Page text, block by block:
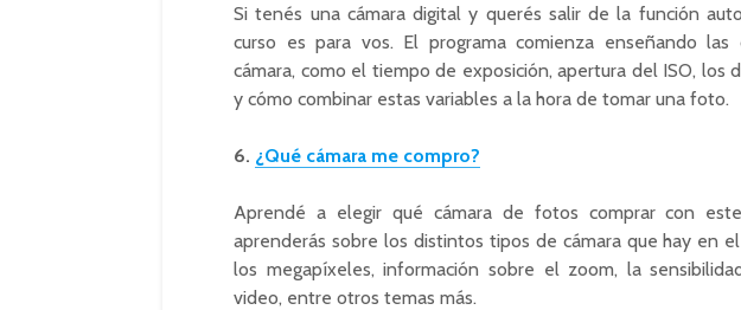
Si tenés una cámara digital y querés salir de la función
curso es para vos. El programa comienza enseñando
cámara, como el tiempo de exposición, apertura del ISO, los
y cómo combinar estas variables a la hora de tomar una foto.
6. ¿Qué cámara me compro?
Aprendé a elegir qué cámara de fotos comprar con
aprenderás sobre los distintos tipos de cámara que hay en
los megapíxeles, información sobre el zoom, la
video, entre otros temas más.